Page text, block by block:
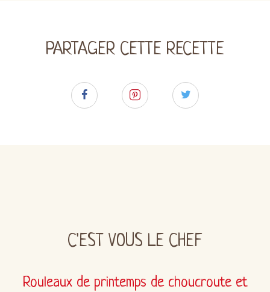
PARTAGER CETTE RECETTE
C'EST VOUS LE CHEF
Rouleaux de printemps de choucroute et